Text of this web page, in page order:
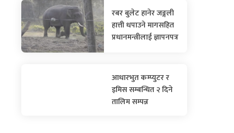
रबर बुलेट हानेर जङ्गली
हात्ती धपाउने मागसहित
प्रधानमन्त्रीलाई ज्ञापनपत्र
आधारभुत कम्प्युटर र
इमिस सम्बन्धित २ दिने
तालिम सम्पन्न